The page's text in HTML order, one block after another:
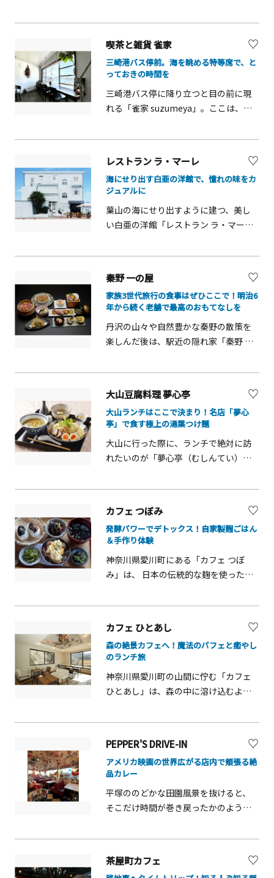
みを引き立てます。また、店名を冠し
た「オムライス」も外せません。ケチ
ャップライスの上で輝く艶やかなオム
レツは、卵とライスが口の中で混ざり
合う至福の一皿です。座席数が限られ
るため事前のWeb予約がおすすめで
す。また、テイクアウトをして、近くの
も、湘南ならではの贅沢な過ごし方。
売り切れ次第終了となる評判の味を、
ぜひご賞味ください。
ける「シネマカフェ」の先駆けとして
内はわずか十数席のプライベートな空
間。アンティークの椅子やソファに深
く身を委ね、リラックスして映画を楽
しめるのが最大の魅力です。上映作品
は、ドキュメンタリーや世界の名作な
奇心をくすぐるものばかり。座席数が
限られるため、事前の予約をおすすめ
します。さらに嬉しいのが、映画を観
ながら食事ができること。隣接するデ
リ「AMIGO MARKET」の地元の素材を
使った体に優しいメニューや、お酒を
片手に鑑賞するスタイルは、ここなら
語り合いながら目の前の海へ散歩に出
るのもおすすめ。日常をリセットす
る、特別な1日を過ごしてみませんか。
喫茶と雑貨 雀家
三崎港バス停前。海を眺める特等席で、と
っておきの時間を
三崎港バス停に降り立つと目の前に現
れる「雀家 suzumeya」。ここは、港
16席の小さな隠れ家的カフェです。木
き交う船やきらめく海を眺められる特
等席。口コミでも評判の「バナナミル
クシェイク」の濃厚な甘さや、卵の風
味が広がる昔ながらの「プリン」、そ
してジュワッと香ばしい「フレンチト
ろび、幸せな気分に包まれます。季節
のシロップを使った爽やかなソーダで
喉を潤すのも、海辺のカフェならでは
の楽しみです。お気に入りのドリンク
とスイーツを片手に、ただぼんやりと
海を眺める。そんな贅沢でスローな時
間が、ここには流れています。
レストラン ラ・マーレ
海にせり出す白亜の洋館で、憧れの味をカ
ジュアルに
葉山の海にせり出すように建つ、美し
い白亜の洋館「レストラン ラ・マー
として知られていますが、1階の「カフ
ふらっと立ち寄れる気軽さが魅力で
す。海風が心地よいテラス席や、窓の
外すぐ下に波が打ち寄せる店内は、ま
るで船の上にいるかのような臨場感。
ドライブの合間や散策のついでに、地
な魚介や三浦野菜を使った料理を、コ
ースだけでなくアラカルトで気ままに
楽しめるのも嬉しいポイントです。波
音をBGMに、刻一刻と表情を変える海
を眺めながら、旬の魚介料理とワイン
で乾杯するもよし、特製スイーツでテ
ィータイムを過ごすもよし。格式高い
で心地よい時間を過ごしてみません
か。
秦野 一の屋
家族3世代旅行の食事はぜひここで！明治6
年から続く老舗で最高のおもてなしを
丹沢の山々や自然豊かな秦野の散策を
楽しんだ後は、駅近の隠れ家「秦野 一
明治6年から続くこの老舗。一歩足を踏
広がります。店内は完全バリアフリー
で広々としており、リュックや旅の荷
物があっても快適に過ごせます。登山
やお出かけ帰りの疲れた体に、職人が
丁寧に引いた出汁の香りや、手作りの
三世代での旅行でも、小さなお子様か
らご年配の方まで、それぞれが食べた
いものを選べることが「秦野 一の屋」
の魅力。なかでも地元のジビエ料理は
おすすめです！日本料理、寿司、洋食
の職人が、それぞれの技を活かして作
った料理を、老舗ならではの細やかな
とお楽しみください。
大山豆腐料理 夢心亭
大山ランチはここで決まり！名店「夢心
亭」で食す極上の湯葉つけ麺
大山に行った際に、ランチで絶対に訪
れたいのが「夢心亭（むしんてい）」
ンな空間で、大山名物の豆腐料理を味
なんといっても「大山の湧水」。店主
が毎朝山から直接ひいた湧水で仕込む
自家製豆腐は、大豆の甘みが濃厚で驚
くほど滑らかです。名物料理は、「大
山湯葉つけ麺」。豆腐屋さんで麺が食
リーミーな湯葉を、地元産「湘南小
麦」を使用した香り高い麺に絡めて食
べれば、口の中で至福のハーモニーが
生まれます。さらに、具材には濃厚な
旨味を持つ地鶏「あふりしゃも」を使
用するなど、徹底した地産地消へのこ
だわりも魅力。湧水、小麦、地鶏。大
ひ堪能してください。
カフェ つぼみ
発酵パワーでデトックス！自家製麹ごはん
＆手作り体験
神奈川県愛川町にある「カフェ つぼ
み」は、 日本の伝統的な麹を使った手
木の温もりあふれる店内は、アットホ
家製発酵調味料を贅沢に使った「発酵
ランチプレート」です。地元の新鮮野
菜やお肉の旨味を最大限に引き出した
おかずは、一口食べれば感動のおいし
さ！ 麹の力で柔らかくなったお肉にご
やこだわりの甘酒スイーツで至福のカ
フェタイムを。 土日限定のモーニング
メニューもあり、何度も訪れたくなり
ます。また、ここでは食べるだけでな
く「発酵教室」も大人気。麹の発酵体
験、味噌や甘酒キムチ作りなど、初心
者でも本格的な麹ライフを学べる講座
体験で心も体も整う、至福のデトック
ス時間をぜひ愛川町で！
カフェ ひとあし
森の絶景カフェへ！魔法のパフェと癒やし
のランチ旅
神奈川県愛川町の山間に佇む「カフェ
ひとあし」は、森の中に溶け込むよう
季折々の大自然が一望でき、まるで森
験が待っています。ここの絶対的な主
役は、季節のパフェ！旬のフルーツや
厳選素材が幾重にも重なるその姿は、
まさにグラスの中の宝石箱です。スプ
ーンを入れるたびに食感や味わいが変
が止まりません！メニューは季節ごと
に一新されるため、いつ訪れても一期
一会の新しい味に出会えます。野菜の
PEPPER'S DRIVE-IN
アメリカ映画の世界広がる店内で頬張る絶
品カレー
平塚ののどかな田園風景を抜けると、
そこだけ時間が巻き戻ったかのような
イブイン」は、1950年代の古き良きア
なレストラン。一歩足を踏み入れれ
茶屋町カフェ